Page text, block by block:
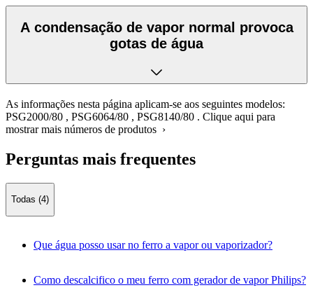
A condensação de vapor normal provoca
gotas de água
As informações nesta página aplicam-se aos seguintes modelos:
PSG2000/80 , PSG6064/80 , PSG8140/80 . Clique aqui para
mostrar mais números de produtos ›
Perguntas mais frequentes
Todas (4)
Que água posso usar no ferro a vapor ou vaporizador?
Como descalcifico o meu ferro com gerador de vapor Philips?